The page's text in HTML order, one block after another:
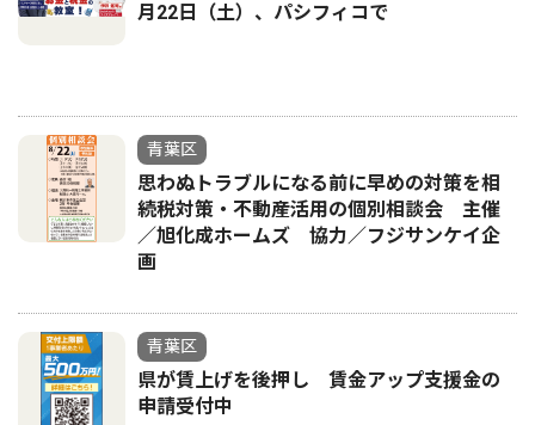
月22日（土）、パシフィコで
青葉区
思わぬトラブルになる前に早めの対策を相
続税対策・不動産活用の個別相談会 主催
／旭化成ホームズ 協力／フジサンケイ企
画
青葉区
県が賃上げを後押し 賃金アップ支援金の
申請受付中